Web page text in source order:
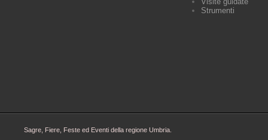
Strumenti
Sagre, Fiere, Feste ed Eventi della regione Umbria.